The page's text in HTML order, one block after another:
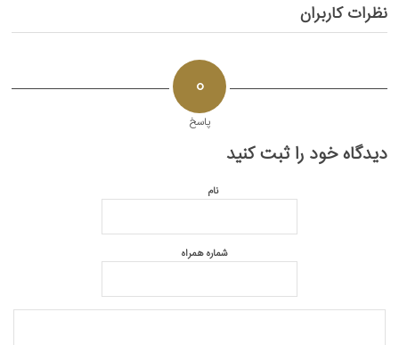
نظرات کاربران
0
پاسخ
دیدگاه خود را ثبت کنید
نام
شماره همراه